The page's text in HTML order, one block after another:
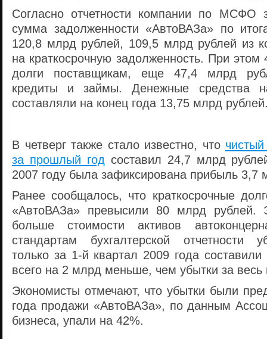
Согласно отчетности компании по МСФО
сумма задолженности «АвтоВАЗа» по
120,8 млрд рублей, 109,5 млрд рублей из
на краткосрочную задолженность. При
долги поставщикам, еще 47,4 млрд
кредиты и займы. Денежные средства
составляли на конец года 13,75 млрд
В четверг также стало известно, что
за прошлый год составил 24,7 млрд
2007 году была зафиксирована прибыль 3,7
Ранее сообщалось, что краткосрочные
«АвтоВАЗа» превысили 80 млрд рублей.
больше стоимости активов
стандартам бухгалтерской отчетности
только за 1-й квартал 2009 года
всего на 2 млрд меньше, чем убытки за
Экономисты отмечают, что убытки были
года продажи «АвтоВАЗа», по данным
бизнеса, упали на 42%.